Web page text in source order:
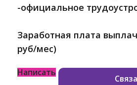
-официальное
Заработная плата
руб/мес)
Написать